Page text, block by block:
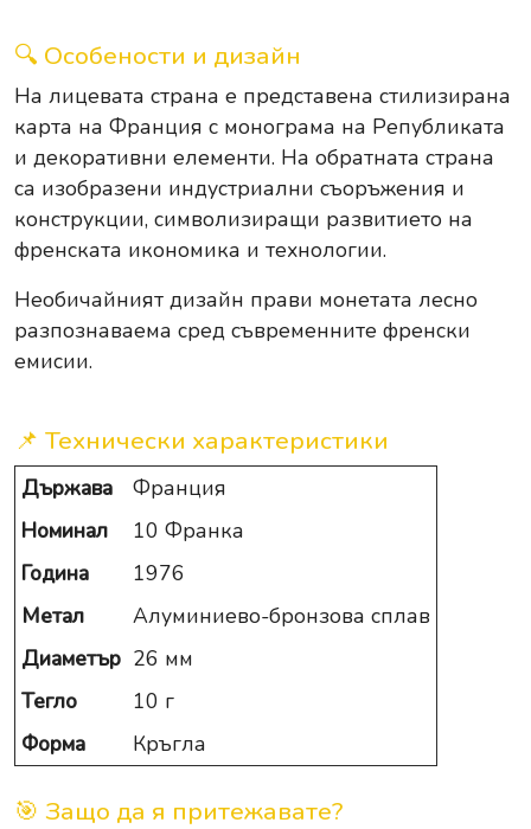
🔍 Особености и дизайн
На лицевата страна е представена стилизирана
карта на Франция с монограма на Републиката
и декоративни елементи. На обратната страна
са изобразени индустриални съоръжения и
конструкции, символизиращи развитието на
френската икономика и технологии.
Необичайният дизайн прави монетата лесно
разпознаваема сред съвременните френски
емисии.
📌 Технически характеристики
Държава
Франция
Номинал
10 Франка
Година
1976
Метал
Алуминиево-бронзова сплав
Диаметър 26 мм
Тегло
10 г
Форма
Кръгла
🎯 Защо да я притежавате?